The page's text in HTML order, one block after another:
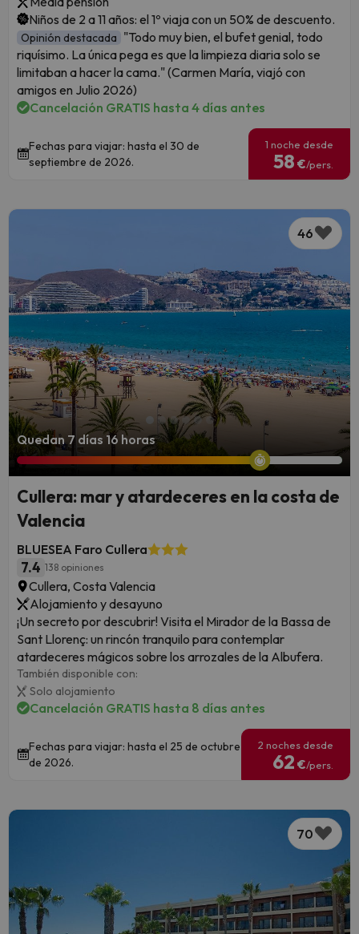
Niños de 2 a 11 años: el 1º viaja con un 50% de descuento.
Opinión destacada "Todo muy bien, el bufet genial, todo
riquísimo. La única pega es que la limpieza diaria solo se
limitaban a hacer la cama." (Carmen María, viajó con
amigos en Julio 2026)
Cancelación GRATIS hasta 4 días antes
Fechas para viajar: hasta el 30 de
septiembre de 2026.
1 noche desde
58 €/pers.
46
Quedan 7 días 16 horas
Cullera: mar y atardeceres en la costa de
Valencia
BLUESEA Faro Cullera
7.4 138 opiniones
Cullera, Costa Valencia
Alojamiento y desayuno
¡Un secreto por descubrir! Visita el Mirador de la Bassa de
Sant Llorenç: un rincón tranquilo para contemplar
atardeceres mágicos sobre los arrozales de la Albufera.
También disponible con:
Solo alojamiento
Cancelación GRATIS hasta 8 días antes
Fechas para viajar: hasta el 25 de octubre
de 2026.
2 noches desde
62 €/pers.
70